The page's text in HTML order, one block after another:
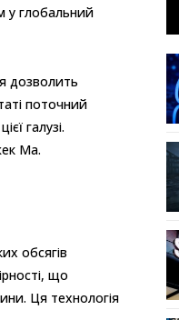
у глобальний
дозволить
поточний
галузі.
Ма.
обсягів
що
Ця технологія